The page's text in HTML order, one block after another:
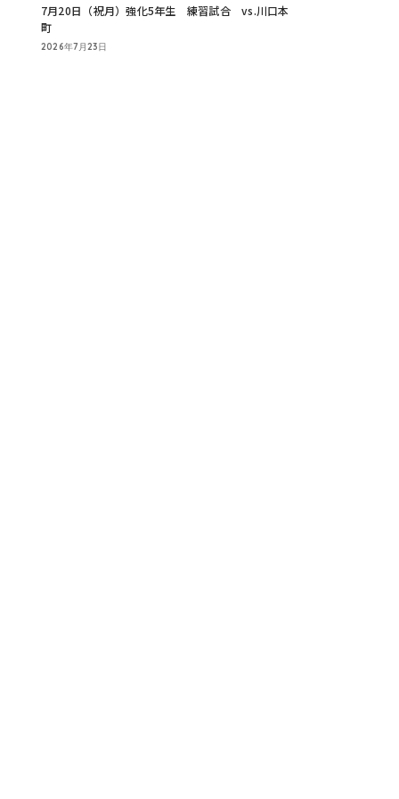
7月20日（祝月）強化5年生 練習試合 vs.川口本
町
2026年7月23日